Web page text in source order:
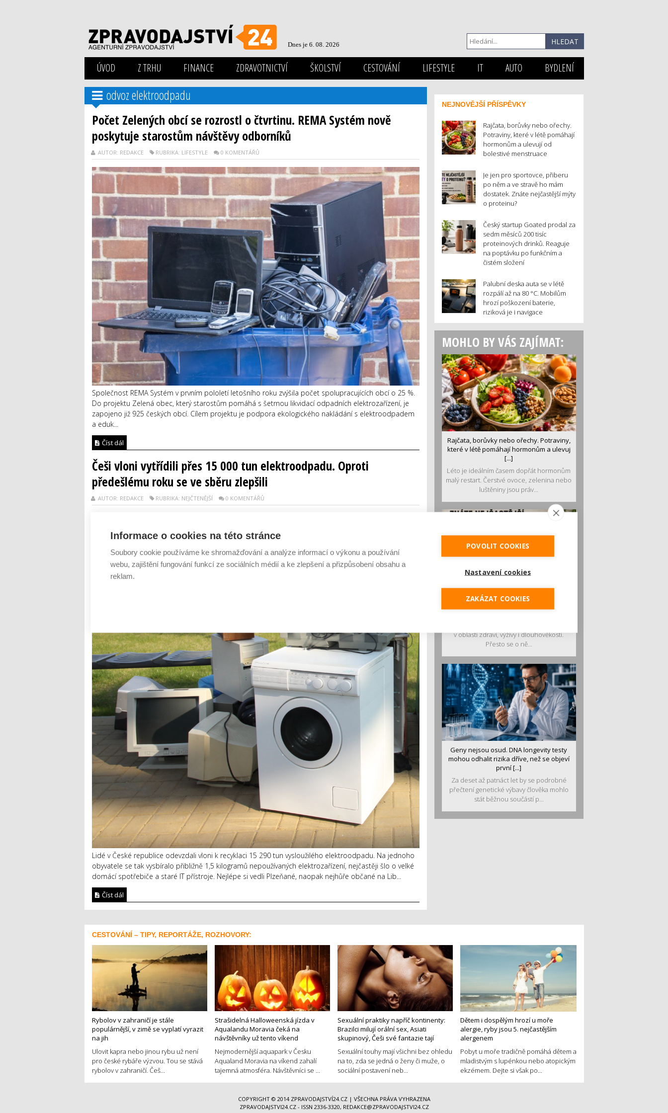
Dnes je 6. 08. 2026
ÚVOD Z TRHU FINANCE ZDRAVOTNICTVÍ ŠKOLSTVÍ CESTOVÁNÍ LIFESTYLE IT AUTO BYDLENÍ
odvoz elektroodpadu
Počet Zelených obcí se rozrostl o čtvrtinu. REMA Systém nově
poskytuje starostům návštěvy odborníků
AUTOR: REDAKCE RUBRIKA: LIFESTYLE 0 KOMENTÁŘŮ
Společnost REMA Systém v prvním pololetí letošního roku zvýšila počet spolupracujících obcí o 25 %.
Do projektu Zelená obec, který starostům pomáhá s šetrnou likvidací odpadních elektrozařízení, je
zapojeno již 925 českých obcí. Cílem projektu je podpora ekologického nakládání s elektroodpadem
a eduk...
Číst dál
Češi vloni vytřídili přes 15 000 tun elektroodpadu. Oproti
předešlému roku se ve sběru zlepšili
AUTOR: REDAKCE RUBRIKA: NEJČTENĚJŠÍ 0 KOMENTÁŘŮ
Lidé v České republice odevzdali vloni k recyklaci 15 290 tun vysloužilého elektroodpadu. Na jednoho
obyvatele se tak vysbíralo přibližně 1,5 kilogramů nepoužívaných elektrozařízení, nejčastěji šlo o velké
domácí spotřebiče a staré IT přístroje. Nejlépe si vedli Plzeňané, naopak nejhůře občané na Lib...
Číst dál
NEJNOVĚJŠÍ PŘÍSPĚVKY
Rajčata, borůvky nebo ořechy.
Potraviny, které v létě pomáhají
hormonům a ulevují od
bolestivé menstruace
Je jen pro sportovce, přiberu
po něm a ve stravě ho mám
dostatek. Znáte nejčastější mýty
o proteinu?
Český startup Goated prodal za
sedm měsíců 200 tisíc
proteinových drinků. Reaguje
na poptávku po funkčním a
čistém složení
Palubní deska auta se v létě
rozpálí až na 80 °C. Mobilům
hrozí poškození baterie,
riziková je i navigace
MOHLO BY VÁS ZAJÍMAT:
Rajčata, borůvky nebo ořechy. Potraviny,
které v létě pomáhají hormonům a ulevuj
[...]
Léto je ideálním časem dopřát hormonům
malý restart. Čerstvé ovoce, zelenina nebo
luštěniny jsou práv...
Je jen pro sportovce, přiberu po něm a ve
stravě ho mám dostatek. Znáte nejčastějš
[...]
v oblasti zdraví, výživy i dlouhověkosti.
Přesto se o ně...
Geny nejsou osud. DNA longevity testy
mohou odhalit rizika dříve, než se objeví
první [...]
Za deset až patnáct let by se podrobné
přečtení genetické výbavy člověka mohlo
stát běžnou součástí p...
CESTOVÁNÍ – TIPY, REPORTÁŽE, ROZHOVORY:
Rybolov v zahraničí je stále
populárnější, v zimě se vyplatí vyrazit
na jih
Ulovit kapra nebo jinou rybu už není
pro české rybáře výzvou. Tou se stává
rybolov v zahraničí. Češ...
Strašidelná Halloweenská jízda v
Aqualandu Moravia čeká na
návštěvníky už tento víkend
Nejmodernější aquapark v Česku
Aqualand Moravia na víkend zahalí
tajemná atmosféra. Návštěvníci se ...
Sexuální praktiky napříč kontinenty:
Brazilci milují orální sex, Asiati
skupinový, Češi své fantazie tají
Sexuální touhy mají všichni bez ohledu
na to, zda se jedná o ženy či muže, o
sociální postavení neb...
Dětem i dospělým hrozí u moře
alergie, ryby jsou 5. nejčastějším
alergenem
Pobyt u moře tradičně pomáhá dětem a
mladistvým s lupénkou nebo atopickým
ekzémem. Dejte si však po...
COPYRIGHT © 2014 ZPRAVODAJSTVÍ24.CZ| VŠECHNA PRÁVA VYHRAZENA
ZPRAVODAJSTVI24.CZ - ISSN 2336-3320, REDAKCE@ZPRAVODAJSTVI24.CZ
Informace o cookies na této stránce
Soubory cookie používáme ke shromažďování a analýze informací o výkonu a používání
webu, zajištění fungování funkcí ze sociálních médií a ke zlepšení a přizpůsobení obsahu a
reklam.
POVOLIT COOKIES
Nastavení cookies
ZAKÁZAT COOKIES